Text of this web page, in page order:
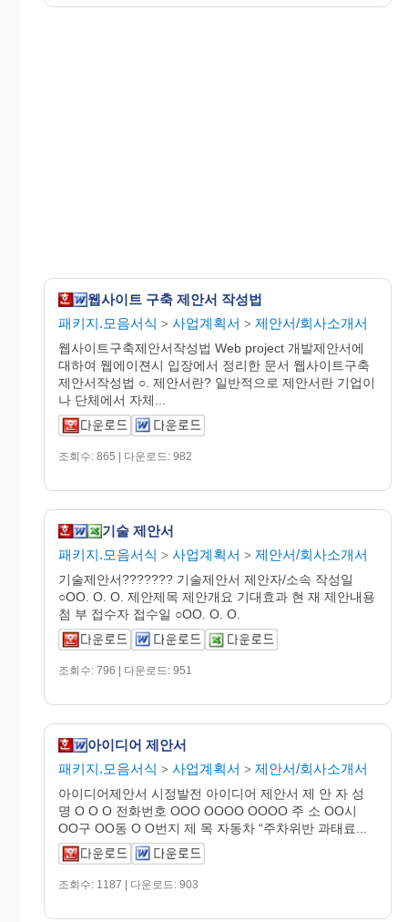
웹사이트 구축 제안서 작성법
패키지.모음서식 > 사업계획서 > 제안서/회사소개서
웹사이트구축제안서작성법 Web project 개발제안서에
대하여 웹에이젼시 입장에서 정리한 문서 웹사이트구축
제안서작성법 ○. 제안서란? 일반적으로 제안서란 기업이
나 단체에서 자체...
조회수: 865 | 다운로드: 982
기술 제안서
패키지.모음서식 > 사업계획서 > 제안서/회사소개서
기술제안서??????? 기술제안서 제안자/소속 작성일
○OO. O. O. 제안제목 제안개요 기대효과 현 재 제안내용
첨 부 접수자 접수일 ○OO. O. O.
조회수: 796 | 다운로드: 951
아이디어 제안서
패키지.모음서식 > 사업계획서 > 제안서/회사소개서
아이디어제안서 시정발전 아이디어 제안서 제 안 자 성
명 O O O 전화번호 OOO OOOO OOOO 주 소 OO시
OO구 OO동 O O번지 제 목 자동차 “주차위반 과태료...
조회수: 1187 | 다운로드: 903